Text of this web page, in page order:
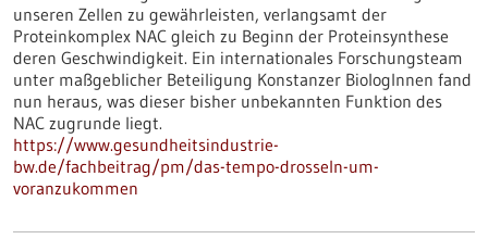
unseren Zellen zu gewährleisten, verlangsamt der
Proteinkomplex NAC gleich zu Beginn der Proteinsynthese
deren Geschwindigkeit. Ein internationales Forschungsteam
unter maßgeblicher Beteiligung Konstanzer BiologInnen fand
nun heraus, was dieser bisher unbekannten Funktion des
NAC zugrunde liegt.
https://www.gesundheitsindustrie-
bw.de/fachbeitrag/pm/das-tempo-drosseln-um-
voranzukommen